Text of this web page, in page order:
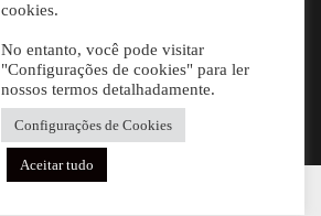
cookies.
No entanto, você pode visitar
"Configurações de cookies" para ler
nossos termos detalhadamente.
Configurações de Cookies
Aceitar tudo